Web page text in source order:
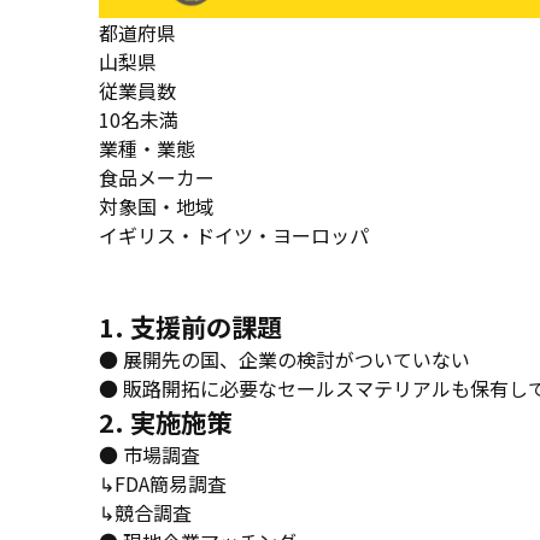
都道府県
山梨県
従業員数
10名未満
業種・業態
食品メーカー
対象国・地域
イギリス・ドイツ・ヨーロッパ
1. 支援前の課題
● 展開先の国、企業の検討がついていない
● 販路開拓に必要なセールスマテリアルも保有し
2. 実施施策
● 市場調査
↳FDA簡易調査
↳競合調査